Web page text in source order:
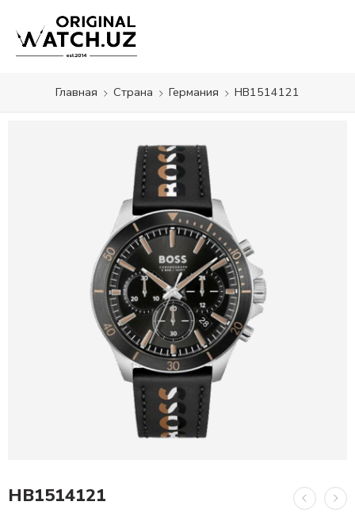
Главная Страна Германия HB1514121
HB1514121